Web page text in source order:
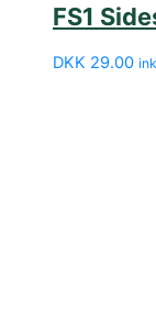
FS1
DKK 29.00